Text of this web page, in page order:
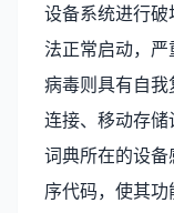
设备系统进行
法正常启动，严
病毒则具有自
连接、移动存
词典所在的设
序代码，使其